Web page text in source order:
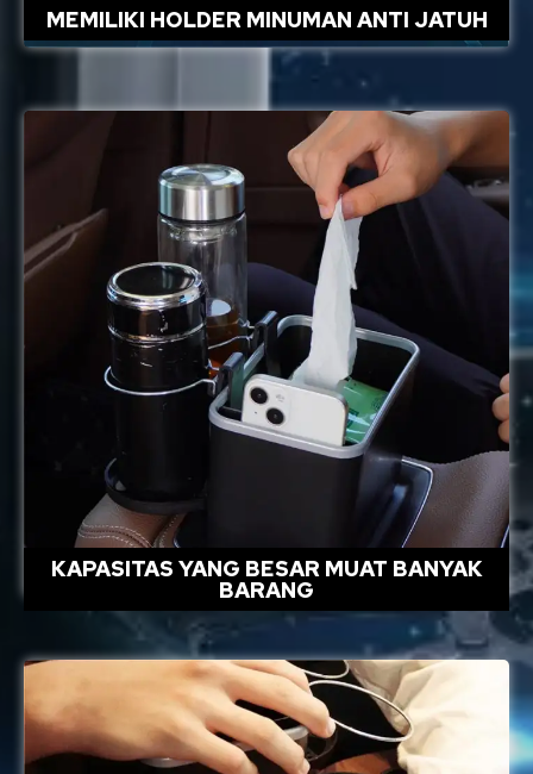
MEMILIKI HOLDER MINUMAN ANTI JATUH
KAPASITAS YANG BESAR MUAT BANYAK
BARANG